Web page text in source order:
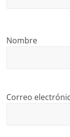
Nombre
Correo